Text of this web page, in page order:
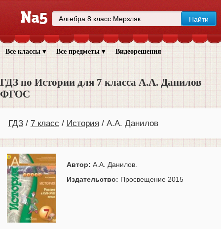
Все классы ▾ Все предметы ▾ Видеорешения
ГДЗ по Истории для 7 класса А.А. Данилов
ФГОС
ГДЗ 7 класс История А.А. Данилов
Автор: А.А. Данилов.
Издательство: Просвещение 2015